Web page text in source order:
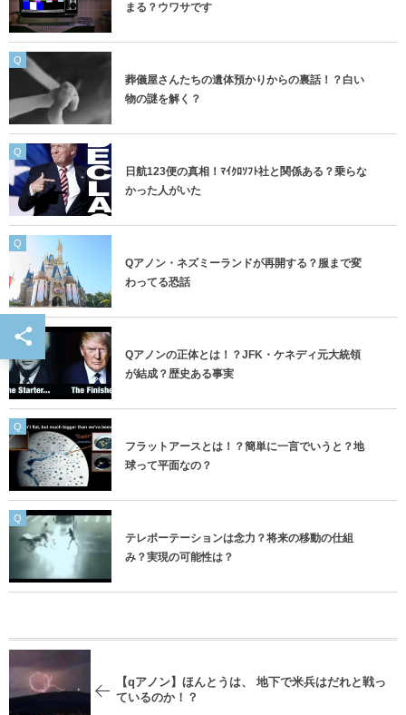
まる？ウワサです
Q
葬儀屋さんたちの遺体預かりからの裏話！？白い
物の謎を解く？
Q
日航123便の真相！ﾏｲｸﾛｿﾌﾄ社と関係ある？乗らな
かった人がいた
Q
Qアノン・ネズミーランドが再開する？服まで変
わってる恐話
Q
Qアノンの正体とは！？JFK・ケネディ元大統領
が結成？歴史ある事実
Q
フラットアースとは！？簡単に一言でいうと？地
球って平面なの？
Q
テレポーテーションは念力？将来の移動の仕組
み？実現の可能性は？
【qアノン】ほんとうは、 地下で米兵はだれと戦っ
ているのか！？